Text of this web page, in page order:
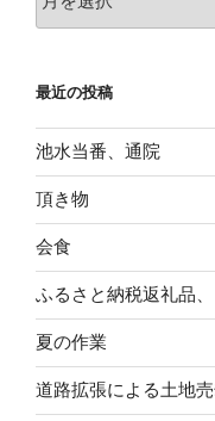
ー
ブ
最近の投稿
池水当番、通院
頂き物
会食
ふるさと納税返礼品、
夏の作業
道路拡張による土地